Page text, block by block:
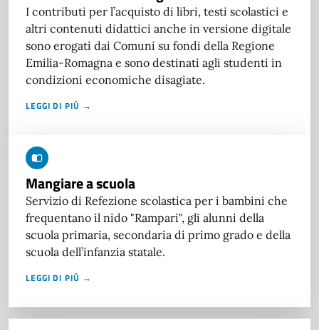
I contributi per l’acquisto di libri, testi scolastici e
altri contenuti didattici anche in versione digitale
sono erogati dai Comuni su fondi della Regione
Emilia-Romagna e sono destinati agli studenti in
condizioni economiche disagiate.
LEGGI DI PIÙ →
Mangiare a scuola
Servizio di Refezione scolastica per i bambini che
frequentano il nido "Rampari", gli alunni della
scuola primaria, secondaria di primo grado e della
scuola dell’infanzia statale.
LEGGI DI PIÙ →